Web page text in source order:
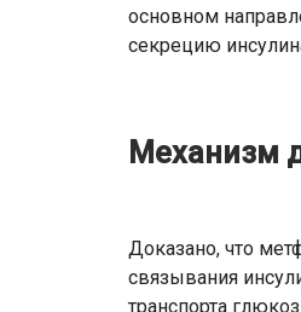
основном
секрецию
Механизм
Доказано, что
связывания
транспорта